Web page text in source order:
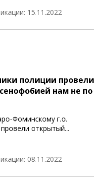
15.11.2022
полиции провели
нам не по
Фоминскому г.о.
открытый...
08.11.2022